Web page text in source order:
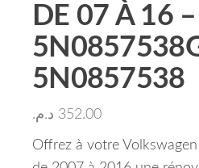
DE 07 À 16
5N0857538
352.00 د.م.
Offrez à votre